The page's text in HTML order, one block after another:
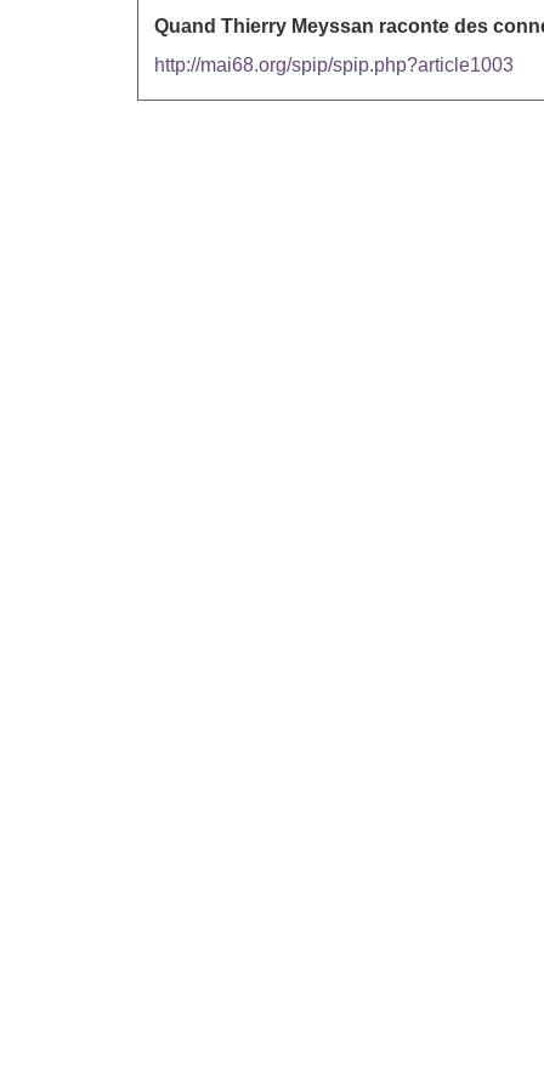
Quand Thierry Meyssan raconte des
http://mai68.org/spip/spip.php?article1003